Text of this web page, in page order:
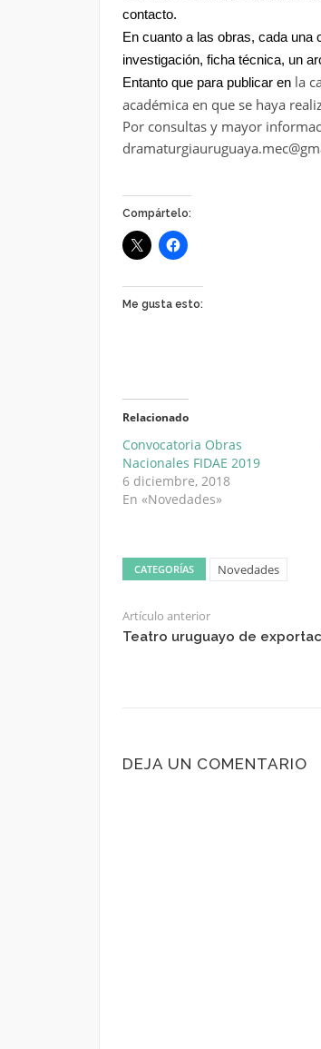
contacto.
En cuanto a las obras, cada una
investigación, ficha técnica, un
Entanto que para publicar en la
académica en que se haya
Por consultas y mayor
Compártelo:
Me gusta esto:
Relacionado
Convocatoria Obras
Nacionales FIDAE 2019
6 diciembre, 2018
En «Novedades»
CATEGORÍAS Novedades
Artículo anterior
Teatro uruguayo de
DEJA UN COMENTARIO